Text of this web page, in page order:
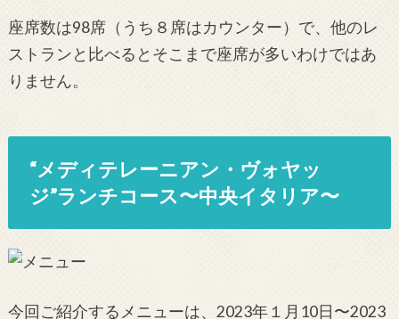
座席数は98席（うち８席はカウンター）で、他のレ
ストランと比べるとそこまで座席が多いわけではあ
りません。
“メディテレーニアン・ヴォヤッ
ジ”ランチコース〜中央イタリア〜
今回ご紹介するメニューは、2023年１月10日〜2023